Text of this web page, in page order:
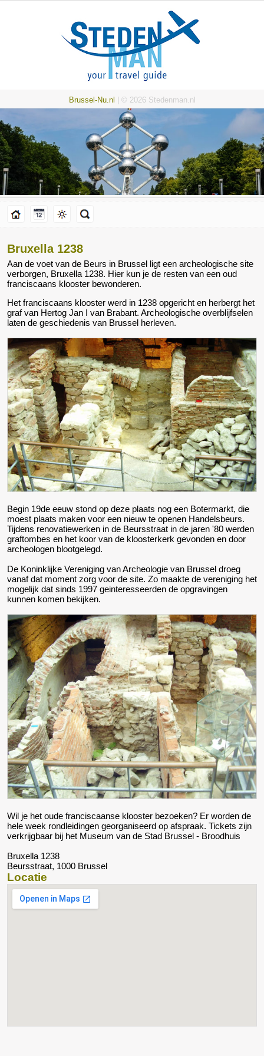
Brussel-Nu.nl | © 2026 Stedenman.nl
Bruxella 1238
Aan de voet van de Beurs in Brussel ligt een archeologische site
verborgen, Bruxella 1238. Hier kun je de resten van een oud
franciscaans klooster bewonderen.
Het franciscaans klooster werd in 1238 opgericht en herbergt het
graf van Hertog Jan I van Brabant. Archeologische overblijfselen
laten de geschiedenis van Brussel herleven.
Begin 19de eeuw stond op deze plaats nog een Botermarkt, die
moest plaats maken voor een nieuw te openen Handelsbeurs.
Tijdens renovatiewerken in de Beursstraat in de jaren '80 werden
graftombes en het koor van de kloosterkerk gevonden en door
archeologen blootgelegd.
De Koninklijke Vereniging van Archeologie van Brussel droeg
vanaf dat moment zorg voor de site. Zo maakte de vereniging het
mogelijk dat sinds 1997 geinteresseerden de opgravingen
kunnen komen bekijken.
Wil je het oude franciscaanse klooster bezoeken? Er worden de
hele week rondleidingen georganiseerd op afspraak. Tickets zijn
verkrijgbaar bij het Museum van de Stad Brussel - Broodhuis
Bruxella 1238
Beursstraat, 1000 Brussel
Locatie